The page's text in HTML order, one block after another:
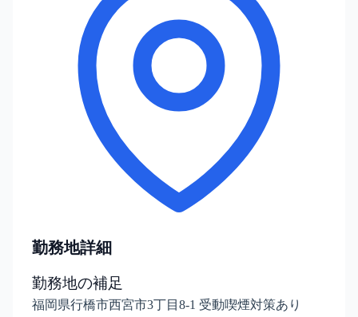
勤務地詳細
勤務地の補足
福岡県行橋市西宮市3丁目8-1 受動喫煙対策あり